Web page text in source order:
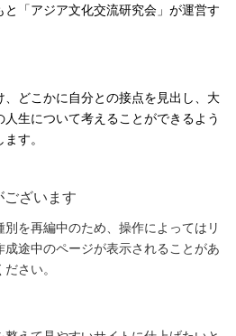
と「アジア文化交流研究会」が運営す
どこかに自分との接点を見出し、大
生について考えることができるよう
す。
ございます
を再編中のため、操作によってはリ
成途中のページが表示されることがあ
さい。